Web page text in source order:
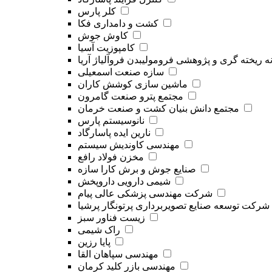
کلر پارس
کشت و دامداری فکا
کاوش جوش
کامپوزیت آسیا
ریخته گری و پژوهشی فرومولیبدن فروآلیاژ آریا
سازه صنعت اسمعیلی
ماشین سازی کوشش کاران
مجتمع پترو صنعت گامرون
مجتمع دانش بنیان کشت و صنعت خرمان
نانوسیستم پارس
نارین ایده پاسارگاد
مهندسی کاوندیش سیستم
مخزن فولاد رافع
صنایع جوش و برش کارا سازه
شیمی دارویی داروپخش
شرکت مهندسی پزشکی عالی پیام
شرکت توسعه صنایع تصویربرداری پرتونگار پرشیا
زیست فناور سبز
راک شیمی
پایا رزین
مهندسی سپاهان القا
مهندسی بازر کلید کرمان